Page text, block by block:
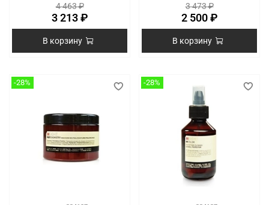
4 463 ₽
3 213 ₽
В корзину
3 473 ₽
2 500 ₽
В корзину
-28% -28%